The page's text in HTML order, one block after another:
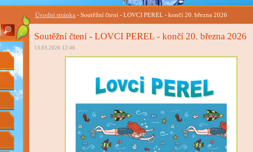
Úvodní stránka - Soutěžní čtení - LOVCI PEREL - končí 20. března 2026
Soutěžní čtení - LOVCI PEREL - končí 20. března 2026
13.03.2026 12:40